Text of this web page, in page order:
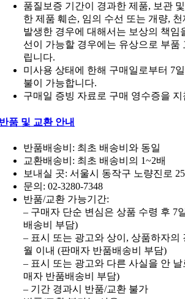
품질보증 기간이 경과한 제품, 보관
한 제품 훼손, 임의 수선 또는 개량,
발생한 경우에 대해서는 보상의 책임
선이 가능할 경우에는 유상으로 부품
립니다.
미사용 상태에 한해 구매일로부터 7
불이 가능합니다.
구매일 증빙 자료로 구매 영수증을 지
품 및 교환 안내
반품배송비: 최초 배송비와 동일
교환배송비: 최초 배송비의 1~2배
보내실 곳: 서울시 동작구 노량진로
문의: 02-3280-7348
반품/교환 가능기간:
– 구매자 단순 변심은 상품 수령 후 7
배송비 부담)
– 표시 또는 광고와 상이, 상품하자의
월 이내 (판매자 반품배송비 부담)
– 표시 또는 광고와 다른 사실을 안
매자 반품배송비 부담)
– 기간 경과시 반품/교환 불가